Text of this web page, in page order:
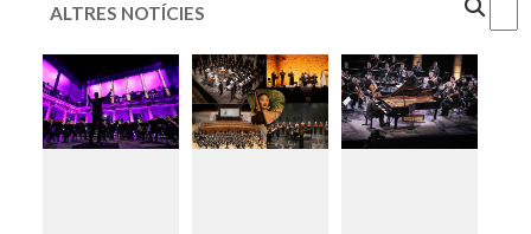
ALTRES NOTÍCIES